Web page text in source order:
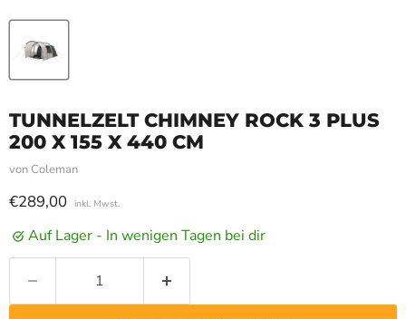
TUNNELZELT CHIMNEY ROCK 3 PLUS
200 X 155 X 440 CM
von Coleman
Aktueller Preis
€289,00 inkl. Mwst.
Auf Lager - In wenigen Tagen bei dir